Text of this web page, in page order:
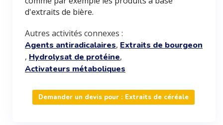
d'extraits de bière.
Autres activités connexes :
Agents antiradicalaires, Extraits de bourgeon
, Hydrolysat de protéine,
Activateurs métaboliques
Demander un devis pour : Extraits de céréale